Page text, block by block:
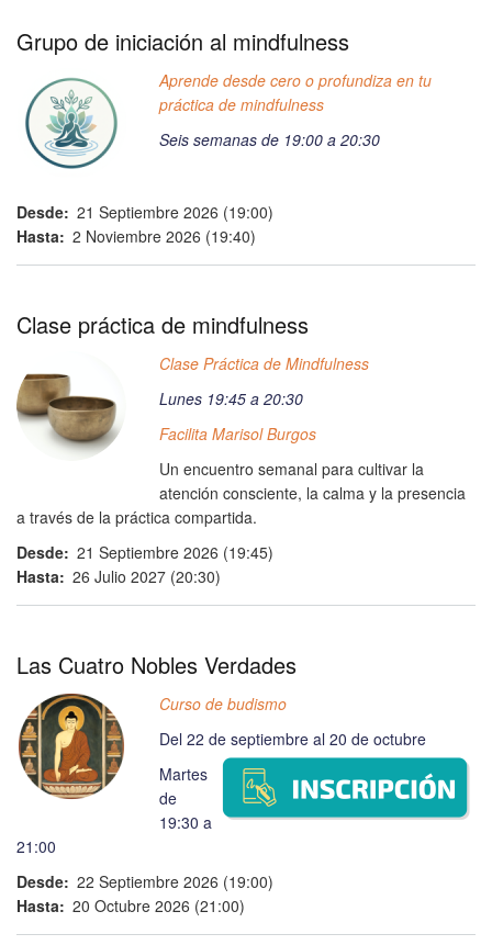
Grupo de iniciación al mindfulness
Aprende desde cero o profundiza en tu
práctica de mindfulness
Seis semanas de 19:00 a 20:30
Desde 21 Septiembre 2026 (19:00)
Hasta 2 Noviembre 2026 (19:40)
Clase práctica de mindfulness
Clase Práctica de Mindfulness
Lunes 19:45 a 20:30
Facilita Marisol Burgos
Un encuentro semanal para cultivar la
atención consciente, la calma y la presencia
a través de la práctica compartida.
Desde 21 Septiembre 2026 (19:45)
Hasta 26 Julio 2027 (20:30)
Las Cuatro Nobles Verdades
Curso de budismo
Del 22 de septiembre al 20 de octubre
Martes
de
19:30 a
21:00
Desde 22 Septiembre 2026 (19:00)
Hasta 20 Octubre 2026 (21:00)